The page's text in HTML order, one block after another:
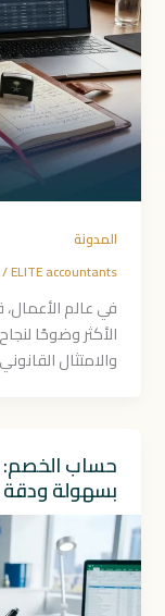
المدونة
ELITE accountants
في عالم
الأكثر وضوحًا
والامتثال القانوني
حساب الخصم:
بسهولة ودقة